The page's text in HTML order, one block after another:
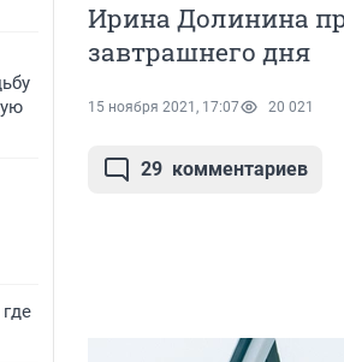
Ирина Долинина
завтрашнего дня
15 ноября 2021, 17:07 20 021
29 комментариев